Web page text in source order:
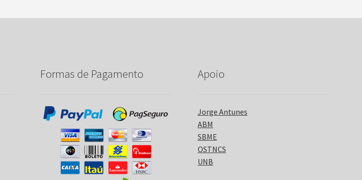
Formas de Pagamento Apoio
Jorge Antunes
ABM
SBME
OSTNCS
UNB